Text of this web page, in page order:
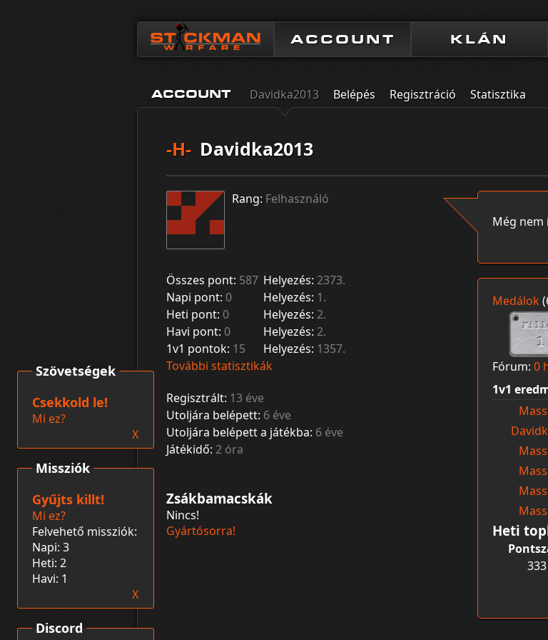
ACCOUNT KLÁN
ACCOUNT Davidka2013 Belépés Regisztráció Statisztika
-H- Davidka2013
Rang: Felhasználó
Összes pont: 587 Helyezés: 2373.
Napi pont: 0 Helyezés: 1.
Heti pont: 0 Helyezés: 2.
Havi pont: 0 Helyezés: 2.
1v1 pontok: 15 Helyezés: 1357.
További statisztikák
Regisztrált: 13 éve
Utoljára belépett: 6 éve
Utoljára belépett a játékba: 6 éve
Játékidő: 2 óra
Zsákbamacskák
Nincs!
Gyártósorra!
Még
Medálok
Fórum: 0
1v1
Heti
333
Discord
Missziók
Gyűjts killt!
Mi ez?
Felvehető missziók:
Napi: 3
Heti: 2
Havi: 1
X
Szövetségek
Csekkold le!
Mi ez?
X